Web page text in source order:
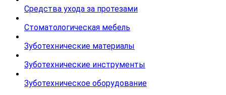
Средства ухода за протезами
Стоматологическая мебель
Зуботехнические материалы
Зуботехнические инструменты
Зуботехническое оборудование